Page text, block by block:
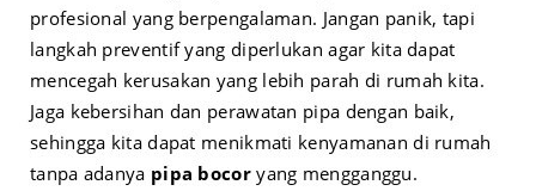
profesional yang berpengalaman. Jangan panik, tapi
langkah preventif yang diperlukan agar kita dapat
mencegah kerusakan yang lebih parah di rumah kita.
Jaga kebersihan dan perawatan pipa dengan baik,
sehingga kita dapat menikmati kenyamanan di rumah
tanpa adanya pipa bocoryang mengganggu.